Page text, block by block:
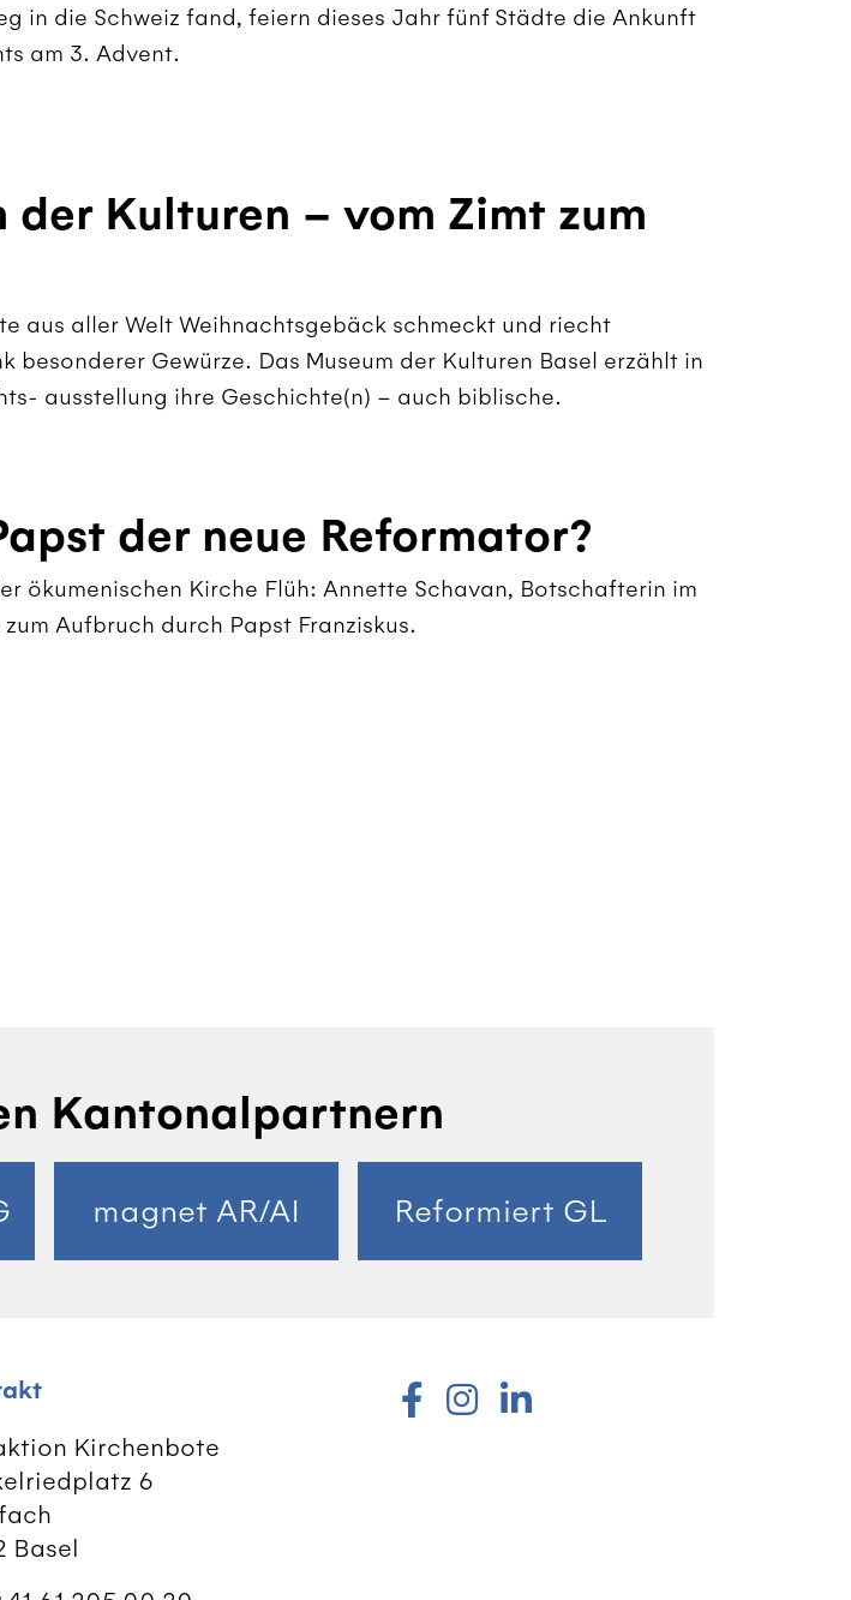
in die Schweiz fand, feiern dieses Jahr fünf Städte die Ankunft
am 3. Advent.
der Kulturen – vom Zimt zum
aus aller Welt Weihnachtsgebäck schmeckt und riecht
besonderer Gewürze. Das Museum der Kulturen Basel erzählt in
ausstellung ihre Geschichte(n) – auch biblische.
der neue Reformator?
ökumenischen Kirche Flüh: Annette Schavan, Botschafterin im
Aufbruch durch Papst Franziskus.
Kantonalpartnern
magnet AR/AI Reformiert GL
Kirchenbote
6
Basel